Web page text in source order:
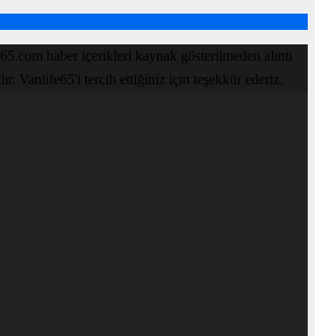
haber içerikleri kaynak gösterilmeden alıntı
Vanlife65'i tercih ettiğiniz için teşekkür ederiz.